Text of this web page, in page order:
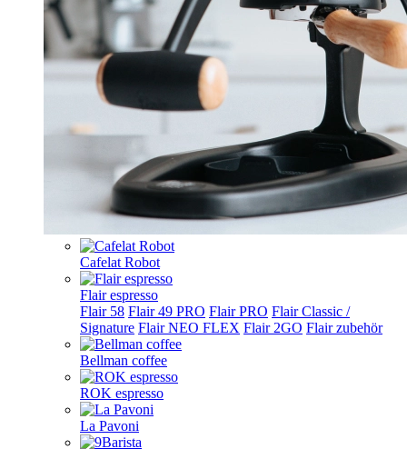
Cafelat Robot
Flair espresso
Flair 58 Flair 49 PRO Flair PRO Flair Classic /
Signature Flair NEO FLEX Flair 2GO Flair zubehör
Bellman coffee
ROK espresso
La Pavoni